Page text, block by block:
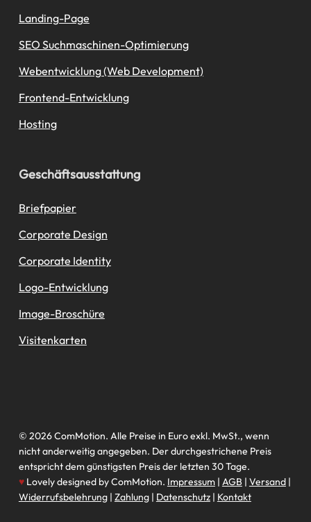
Landing-Page
SEO Suchmaschinen-Optimierung
Webentwicklung (Web Development)
Frontend-Entwicklung
Hosting
Geschäftsausstattung
Briefpapier
Corporate Design
Corporate Identity
Logo-Entwicklung
Image-Broschüre
Visitenkarten
© 2026 ComMotion. Alle Preise in Euro exkl. MwSt., wenn
nicht anderweitig angegeben. Der durchgestrichene Preis
entspricht dem günstigsten Preis der letzten 30 Tage.
♥Lovely designed by ComMotion. Impressum| AGB | Versand|
Widerrufsbelehrung| Zahlung| Datenschutz| Kontakt